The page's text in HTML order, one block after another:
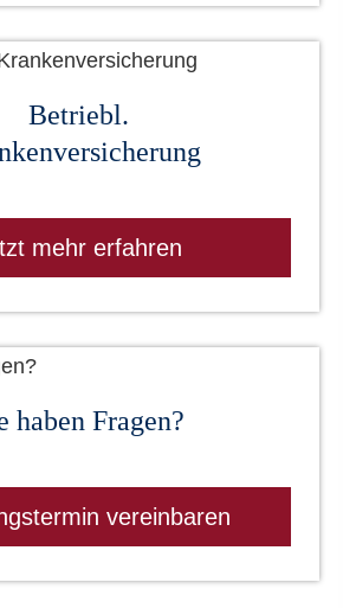
Betriebl.
mehr erfahren
haben Fragen?
vereinbaren